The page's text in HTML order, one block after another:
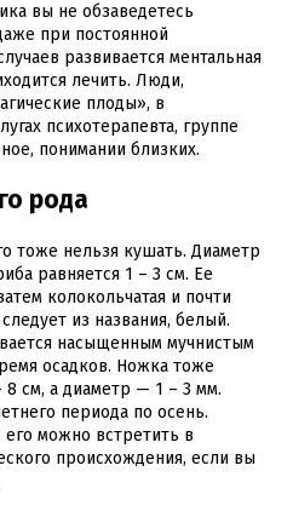
вы не обзаведетесь
при постоянной
развивается ментальная
лечить. Люди,
плоды», в
психотерапевта, группе
понимании близких.
рода
тоже нельзя кушать. Диаметр
равняется 1 – 3 см. Ее
колокольчатая и почти
из названия, белый.
насыщенным мучнистым
осадков. Ножка тоже
см, а диаметр — 1 – 3 мм.
периода по осень.
можно встретить в
происхождения, если вы